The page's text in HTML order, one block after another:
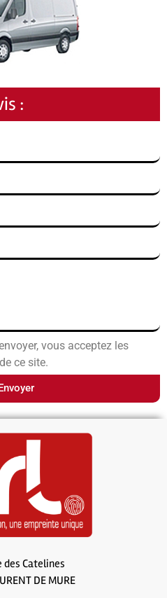
:
vous acceptez les
ce site.
des Catelines
DE MURE